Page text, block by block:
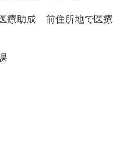
療助成 前住所地で医療